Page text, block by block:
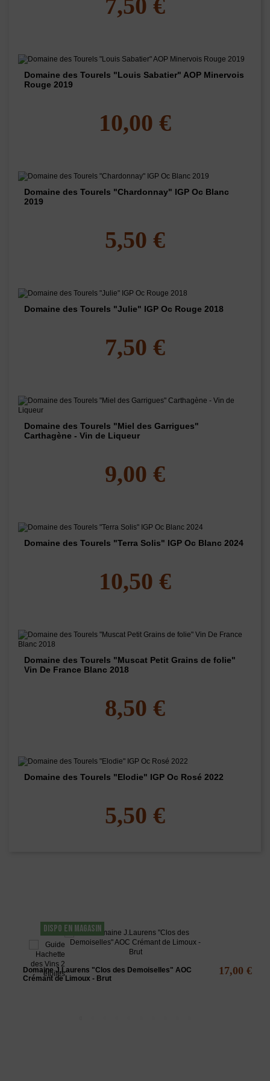
7,50 €
Domaine des Tourels "Louis Sabatier" AOP Minervois
Rouge 2019
10,00 €
Domaine des Tourels "Chardonnay" IGP Oc Blanc
2019
5,50 €
Domaine des Tourels "Julie" IGP Oc Rouge 2018
7,50 €
Domaine des Tourels "Miel des Garrigues"
Carthagène - Vin de Liqueur
9,00 €
Domaine des Tourels "Terra Solis" IGP Oc Blanc 2024
10,50 €
Domaine des Tourels "Muscat Petit Grains de folie"
Vin De France Blanc 2018
8,50 €
Domaine des Tourels "Elodie" IGP Oc Rosé 2022
5,50 €
DISPO EN MAGASIN
Domaine J.Laurens "Clos des Demoiselles" AOC
Crémant de Limoux - Brut
17,00 €